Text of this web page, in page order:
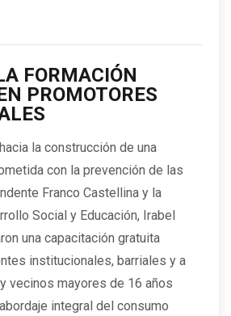
FORMACIÓN
PROMOTORES
la construcción de una
con la prevención de las
Franco Castellina y la
Social y Educación, Irabel
una capacitación gratuita
institucionales, barriales y a
vecinos mayores de 16 años
integral del consumo